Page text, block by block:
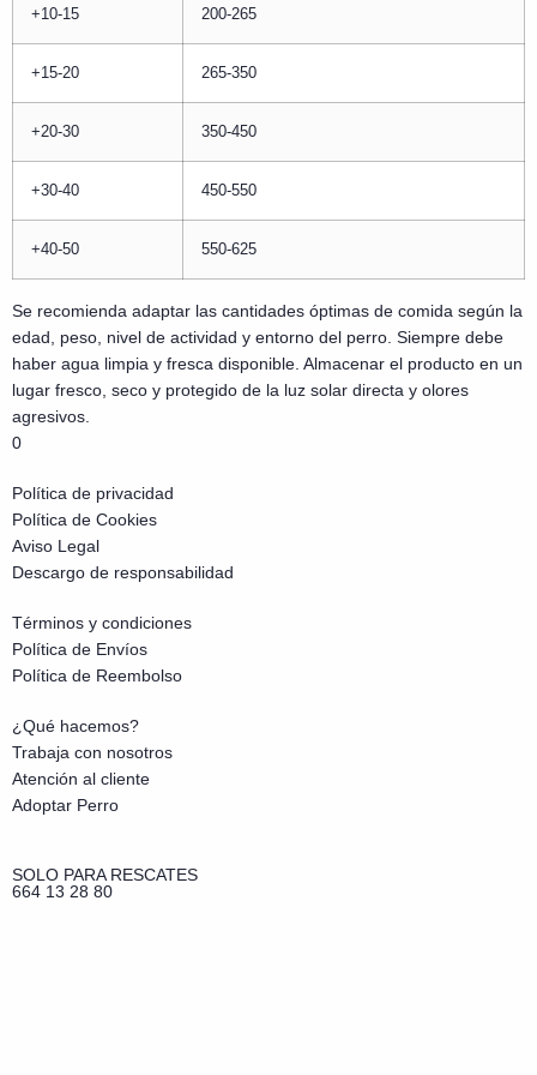
+10-15 200-265
+15-20 265-350
+20-30 350-450
+30-40 450-550
+40-50 550-625
Se recomienda adaptar las cantidades óptimas de comida según la
edad, peso, nivel de actividad y entorno del perro. Siempre debe
haber agua limpia y fresca disponible. Almacenar el producto en un
lugar fresco, seco y protegido de la luz solar directa y olores
agresivos.
0
Política de privacidad
Política de Cookies
Aviso Legal
Descargo de responsabilidad
Términos y condiciones
Política de Envíos
Política de Reembolso
¿Qué hacemos?
Trabaja con nosotros
Atención al cliente
Adoptar Perro
SOLO PARA RESCATES
664 13 28 80